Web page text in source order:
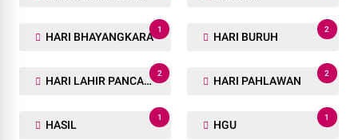
HARI BHAYANGKARA
1
HARI BURUH
2
HARI LAHIR PANCASILA
2
HARI PAHLAWAN
2
HASIL
1
HGU
1